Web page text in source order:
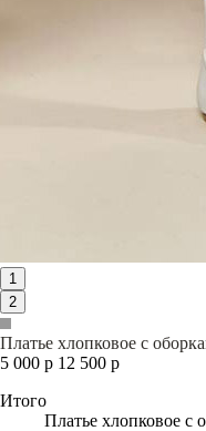
1
2
Платье хлопковое с
5 000 р 12 500 р
Итого
Платье хлопковое с